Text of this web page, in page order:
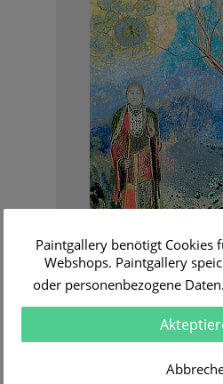
Odilon
The
Order
Paintgallery benötigt Cookies
Webshops. Paintgallery
oder personenbezogene Daten.